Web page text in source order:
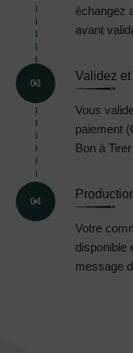
échangez
avant
03
Validez et
Vous
paiement
Bon à
04
Votre
disponible
message